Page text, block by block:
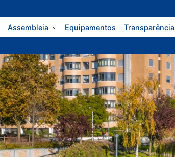
Assembleia Equipamentos Transparência